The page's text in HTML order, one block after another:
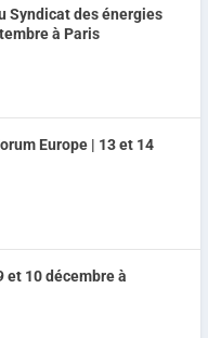
Syndicat des énergies
à Paris
Europe | 13 et 14
et 10 décembre à